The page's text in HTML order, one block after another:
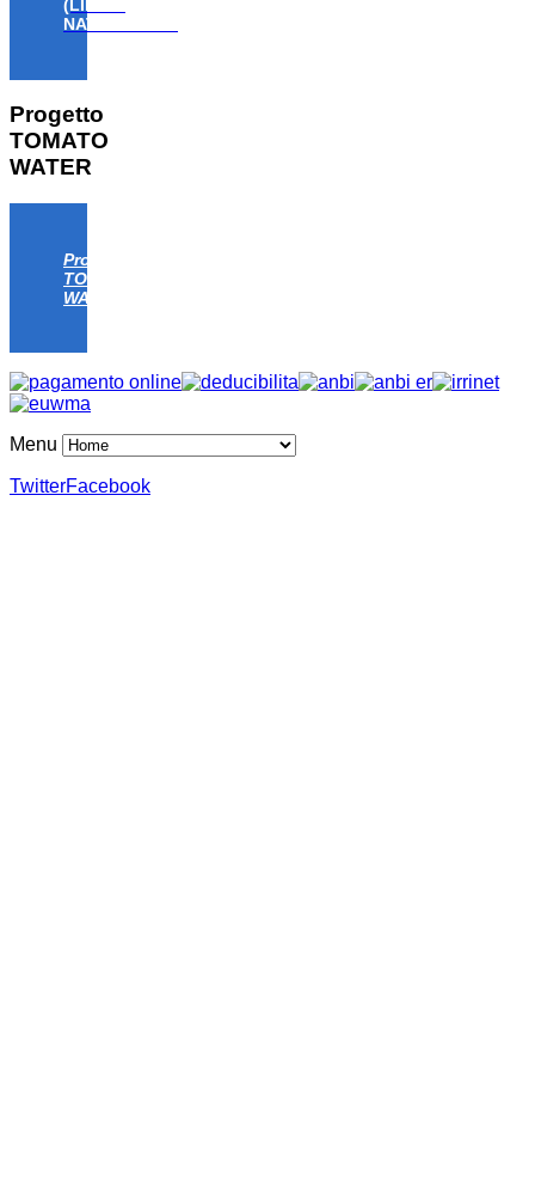
(LIFE18
NAT/IT/000806)
Progetto
TOMATO
WATER
Progetto
TOMATO
WATER
Menu
TwitterFacebook